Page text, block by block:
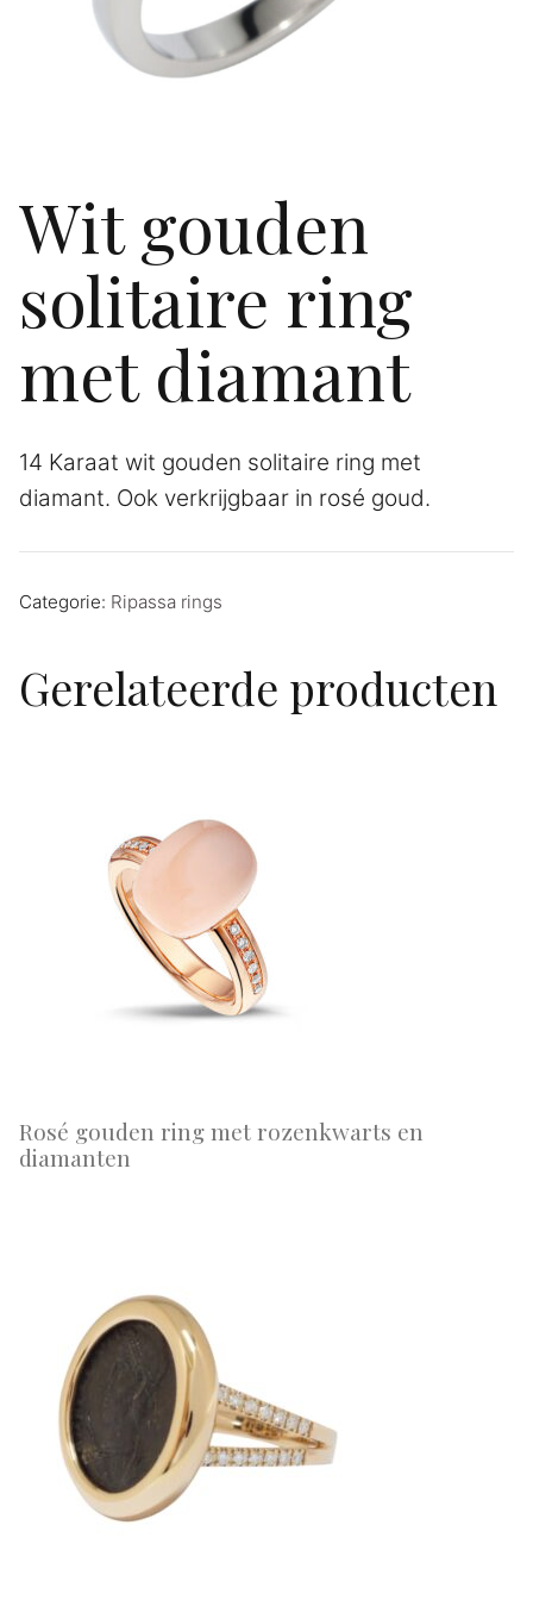
Wit gouden
solitaire ring
met diamant
14 Karaat wit gouden solitaire ring met
diamant. Ook verkrijgbaar in rosé goud.
Categorie: Ripassa rings
Gerelateerde producten
Rosé gouden ring met rozenkwarts en
diamanten